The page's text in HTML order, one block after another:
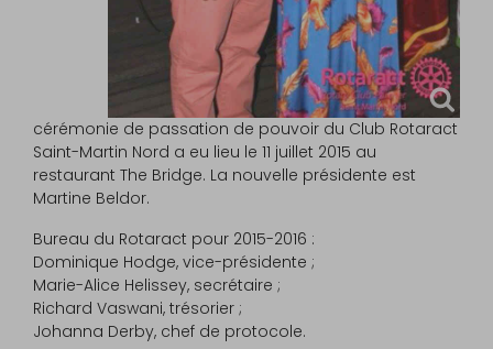
cérémonie de passation de pouvoir du Club Rotaract
Saint-Martin Nord a eu lieu le 11 juillet 2015 au
restaurant The Bridge. La nouvelle présidente est
Martine Beldor.
Bureau du Rotaract pour 2015-2016 :
Dominique Hodge, vice-présidente ;
Marie-Alice Helissey, secrétaire ;
Richard Vaswani, trésorier ;
Johanna Derby, chef de protocole.